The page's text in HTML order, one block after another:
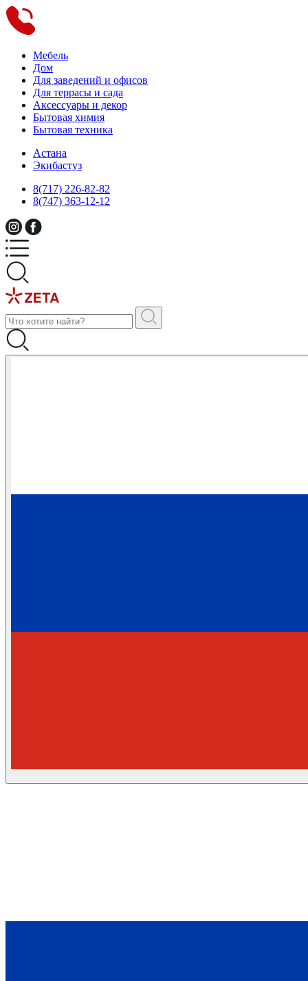
Мебель
Дом
Для заведений и офисов
Для террасы и сада
Аксессуары и декор
Бытовая химия
Бытовая техника
Астана
Экибастуз
8(717) 226-82-82
8(747) 363-12-12